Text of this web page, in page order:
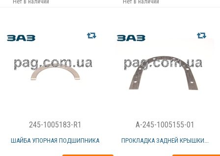
245-1005183-R1
ШАЙБА УПОРНАЯ ПОДШИПНИКА
A-245-1005155-01
ПРОКЛАДКА ЗАДНЕЙ КРЫШКИ...